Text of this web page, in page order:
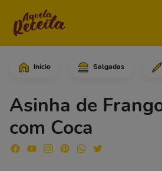
Início Salgadas
Asinha de
com Coca
Comece